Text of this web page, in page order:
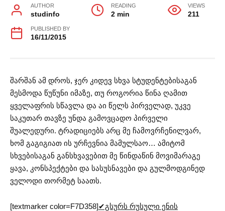
AUTHOR
studinfo
READING
2 min
VIEWS
211
PUBLISHED BY
16/11/2015
შარშან ამ დროს, ჯერ კიდევ სხვა სტუდენტებისაგან
მესმოდა წუწუნი იმაზე, თუ როგორია წინა ღამით
ყველაფრის სწავლა და აი წელს პირველად, უკვე
საკუთარ თავზე უნდა გამოვცადო პირველი
შუალედური. ტრადიციებს არც მე ჩამოვრჩენილვარ,
ხომ გაგიგიათ ის ურჩევნია მამულსაო… ამიტომ
სხვებისაგან განსხვავებით მე წინდაწინ მოვიმარაგე
ყავა, კონსპექტები და სასუსნავები და გულმოდგინედ
ველოდი თორმეტ საათს.
[textmarker color=F7D358]✔გსურს რუსული ენის